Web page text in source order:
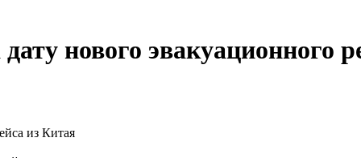
нового эвакуационного